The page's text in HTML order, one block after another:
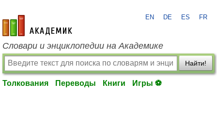
academic.ru
EN DE ES FR
Словари и энциклопедии на Академике
Найти!
Толкования Переводы Книги Игры ⚽